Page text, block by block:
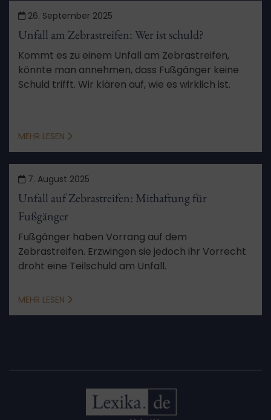
26. September 2025
Unfall am Zebrastreifen: Wer ist schuld?
Kommt es zu einem Unfall am Zebrastreifen,
könnte man annehmen, dass Fußgänger keine
Schuld trifft. Wir klären auf, wie es wirklich ist.
MEHR LESEN
7. August 2025
Unfall auf Zebrastreifen: Mithaftung für
Fußgänger
Fußgänger haben Vorrang auf dem
Zebrastreifen. Erzwingen sie jedoch ihr Vorrecht
droht eine Teilschuld am Unfall.
MEHR LESEN